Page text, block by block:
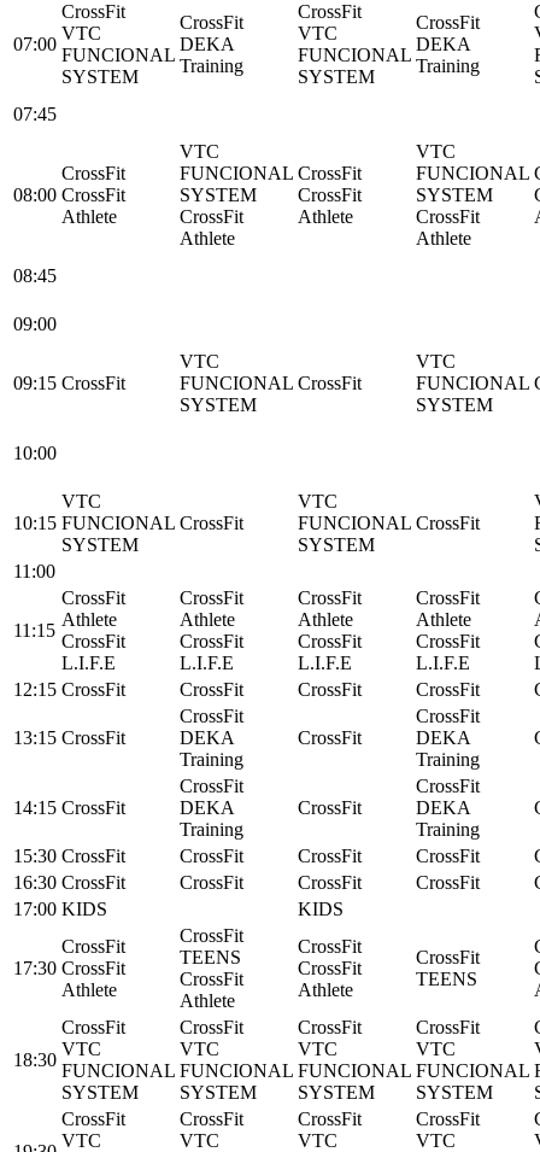
07:00
CrossFit
VTC
FUNCIONAL
SYSTEM
CrossFit
DEKA
Training
CrossFit
VTC
FUNCIONAL
SYSTEM
CrossFit
DEKA
Training
07:45
08:00
CrossFit
CrossFit
Athlete
VTC
FUNCIONAL
SYSTEM
CrossFit
Athlete
CrossFit
CrossFit
Athlete
VTC
FUNCIONAL
SYSTEM
CrossFit
Athlete
08:45
09:00
09:15 CrossFit
VTC
FUNCIONAL
SYSTEM
CrossFit
VTC
FUNCIONAL
SYSTEM
10:00
10:15
VTC
FUNCIONAL
SYSTEM
CrossFit
VTC
FUNCIONAL
SYSTEM
CrossFit
11:00
11:15
CrossFit
Athlete
CrossFit
L.I.F.E
CrossFit
Athlete
CrossFit
L.I.F.E
CrossFit
Athlete
CrossFit
L.I.F.E
CrossFit
Athlete
CrossFit
L.I.F.E
12:15 CrossFit CrossFit CrossFit CrossFit
13:15 CrossFit
CrossFit
DEKA
Training
CrossFit
CrossFit
DEKA
Training
14:15 CrossFit
CrossFit
DEKA
Training
CrossFit
CrossFit
DEKA
Training
15:30 CrossFit CrossFit CrossFit CrossFit
16:30 CrossFit CrossFit CrossFit CrossFit
17:00 KIDS KIDS
17:30
CrossFit
CrossFit
Athlete
CrossFit
TEENS
CrossFit
Athlete
CrossFit
CrossFit
Athlete
CrossFit
TEENS
18:30
CrossFit
VTC
FUNCIONAL
SYSTEM
CrossFit
VTC
FUNCIONAL
SYSTEM
CrossFit
VTC
FUNCIONAL
SYSTEM
CrossFit
VTC
FUNCIONAL
SYSTEM
CrossFit
VTC
CrossFit
VTC
CrossFit
VTC
CrossFit
VTC